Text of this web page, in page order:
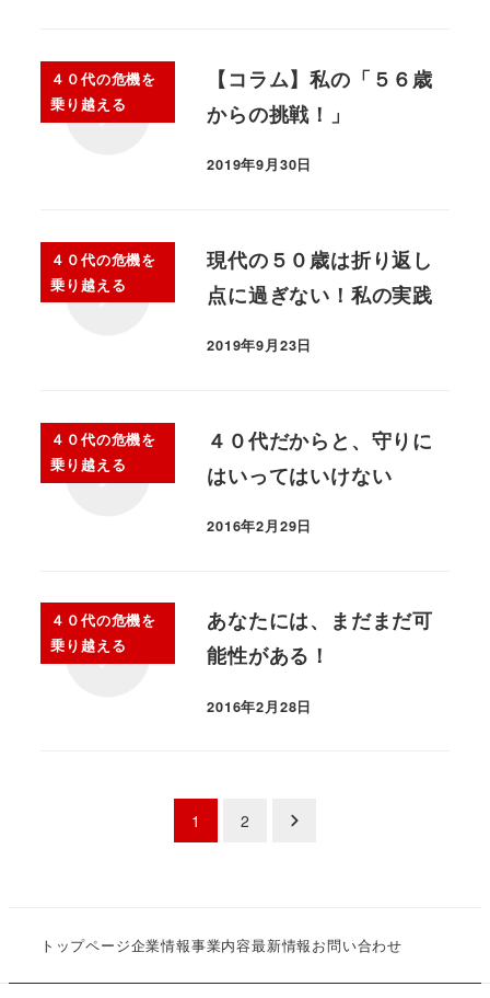
４０代の危機を
乗り越える
【コラム】私の「５６歳
からの挑戦！」
2019年9月30日
４０代の危機を
乗り越える
現代の５０歳は折り返し
点に過ぎない！私の実践
2019年9月23日
４０代の危機を
乗り越える
４０代だからと、守りに
はいってはいけない
2016年2月29日
４０代の危機を
乗り越える
あなたには、まだまだ可
能性がある！
2016年2月28日
1 2
トップページ企業情報事業内容最新情報お問い合わせ